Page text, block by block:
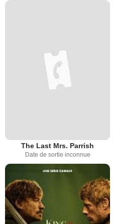
The Last Mrs. Parrish
Date de sortie inconnue